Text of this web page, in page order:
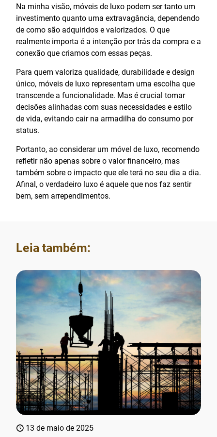
Na minha visão, móveis de luxo podem ser tanto um
investimento quanto uma extravagância, dependendo
de como são adquiridos e valorizados. O que
realmente importa é a intenção por trás da compra e a
conexão que criamos com essas peças.
Para quem valoriza qualidade, durabilidade e design
único, móveis de luxo representam uma escolha que
transcende a funcionalidade. Mas é crucial tomar
decisões alinhadas com suas necessidades e estilo
de vida, evitando cair na armadilha do consumo por
status.
Portanto, ao considerar um móvel de luxo, recomendo
refletir não apenas sobre o valor financeiro, mas
também sobre o impacto que ele terá no seu dia a dia.
Afinal, o verdadeiro luxo é aquele que nos faz sentir
bem, sem arrependimentos.
Leia também:
13 de maio de 2025